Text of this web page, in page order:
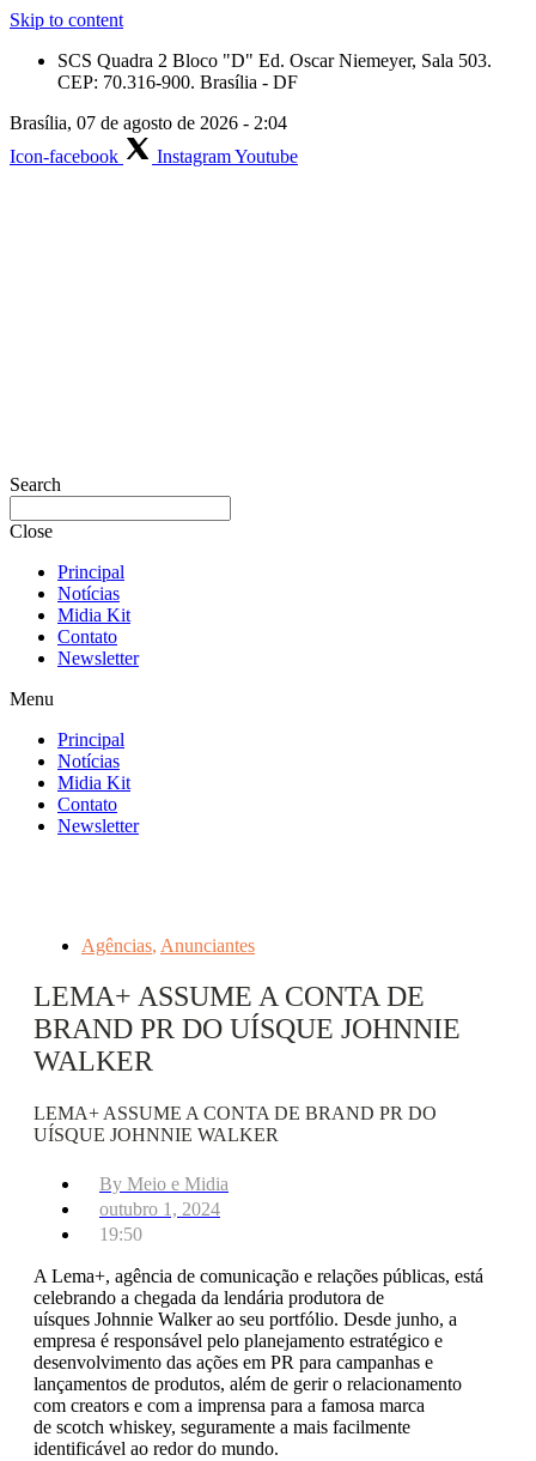
Skip to content
SCS Quadra 2 Bloco "D" Ed. Oscar Niemeyer, Sala 503.
CEP: 70.316-900. Brasília - DF
Brasília, 07 de agosto de 2026 - 2:04
Icon-facebook
InstagramYoutube
Search
Close
Principal
Notícias
Midia Kit
Contato
Newsletter
Menu
Principal
Notícias
Midia Kit
Contato
Newsletter
Agências, Anunciantes
LEMA+ ASSUME A CONTA DE
BRAND PR DO UÍSQUE JOHNNIE
WALKER
LEMA+ ASSUME A CONTA DE BRAND PR DO
UÍSQUE JOHNNIE WALKER
By Meio e Midia
outubro 1, 2024
19:50
A Lema+, agência de comunicação e relações públicas, está
celebrando a chegada da lendária produtora de
uísques Johnnie Walker ao seu portfólio. Desde junho, a
empresa é responsável pelo planejamento estratégico e
desenvolvimento das ações em PR para campanhas e
lançamentos de produtos, além de gerir o relacionamento
com creators e com a imprensa para a famosa marca
de scotch whiskey, seguramente a mais facilmente
identificável ao redor do mundo.